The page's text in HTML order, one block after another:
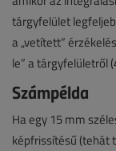
tárgyfelület
a „vetített”
le” a tárgyfelületről
Számpélda
Ha egy 15 mm
képfrissítésű (tehát